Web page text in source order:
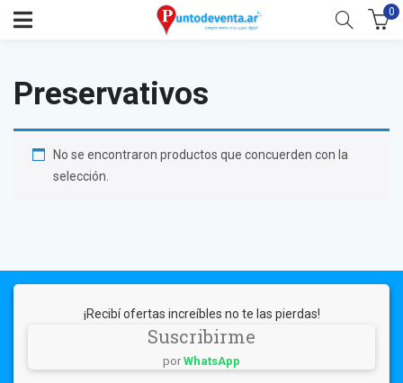
0
Preservativos
No se encontraron productos que concuerden con la
selección.
¡Recibí ofertas increíbles no te las pierdas!
Suscribirme
por WhatsApp